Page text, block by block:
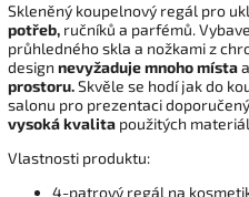
Skleněný koupelnový regál pro
potřeb, ručníků a parfémů.
průhledného skla a nožkami z
design nevyžaduje mnoho místa
prostoru.Skvěle se hodí jak do
salonu pro prezentaci
vysoká kvalita použitých
Vlastnosti produktu:
4-patrový regál na